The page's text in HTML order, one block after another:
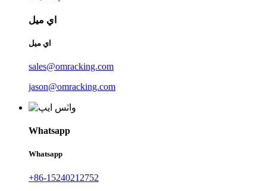
اي ميل
اي ميل
sales@omracking.com
jason@omracking.com
Whatsapp
Whatsapp
+86-15240212752